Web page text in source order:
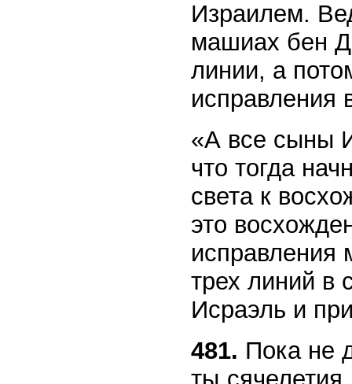
Израилем.
машиах бен
линии, а
исправления
«А все сыны
что тогда
света к
это
исправления
трех линий в
Исраэль и
481. Пока не